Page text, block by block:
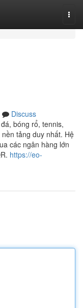
Discuss
bóng rổ, tennis,
tảng duy nhất. Hệ
các ngân hàng lớn
https://eo-